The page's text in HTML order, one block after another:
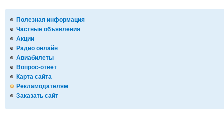
Полезная информация
Частные объявления
Акции
Радио онлайн
Авиабилеты
Вопрос-ответ
Карта сайта
Рекламодателям
Заказать сайт